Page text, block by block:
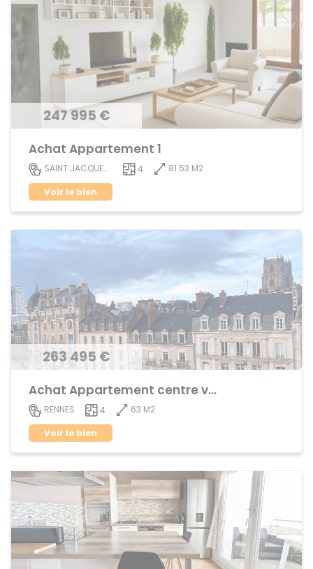
247 995 €
Achat Appartement 1
SAINT JACQUES DE LA LANDE 4
81.53 M2
Voir le bien
263 495 €
Achat Appartement centre ville
RENNES 4
63 M2
Voir le bien